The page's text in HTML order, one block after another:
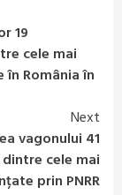
19
cele mai
România în
Next
vagonului 41
cele mai
prin PNRR